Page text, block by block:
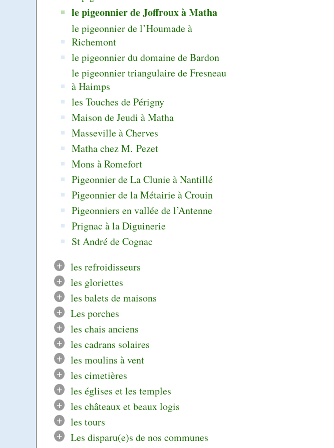
le pigeonnier de Joffroux à Matha
le pigeonnier de l’Houmade à
Richemont
le pigeonnier du domaine de Bardon
le pigeonnier triangulaire de Fresneau
à Haimps
les Touches de Périgny
Maison de Jeudi à Matha
Masseville à Cherves
Matha chez M. Pezet
Mons à Romefort
Pigeonnier de La Clunie à Nantillé
Pigeonnier de la Métairie à Crouin
Pigeonniers en vallée de l’Antenne
Prignac à la Diguinerie
St André de Cognac
+
les refroidisseurs
+
les gloriettes
+
les balets de maisons
+
Les porches
+
les chais anciens
+
les cadrans solaires
+
les moulins à vent
+
les cimetières
+
les églises et les temples
+
les châteaux et beaux logis
+
les tours
+
Les disparu(e)s de nos communes